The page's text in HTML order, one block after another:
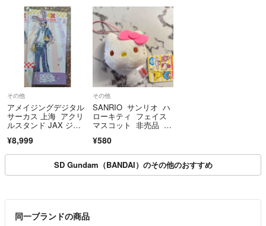
その他
アメイジングデジタル
サーカス 上海 アクリ
ルスタンド JAX ジャ
¥8,999
その他
SANRIO サンリオ ハ
ローキティ フェイス
マスコット 非売品 リ
¥580
SD Gundam（BANDAI）のその他のおすすめ
同一ブランドの商品